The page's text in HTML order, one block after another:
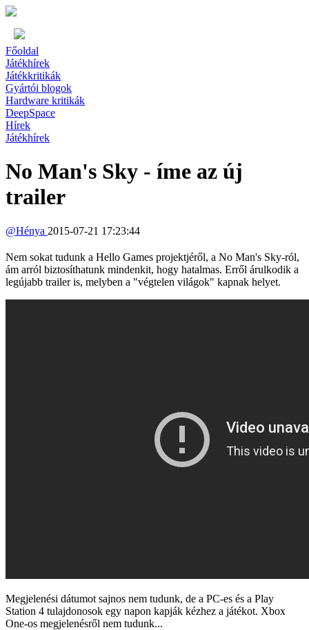
Főoldal
Játékhírek
Játékkritikák
Gyártói blogok
Hardware kritikák
DeepSpace
Hírek
Játékhírek
No Man's Sky - íme az új
trailer
@Hénya 2015-07-21 17:23:44
Nem sokat tudunk a Hello Games projektjéről, a No Man's Sky-ról,
ám arról biztosíthatunk mindenkit, hogy hatalmas. Erről árulkodik a
legújabb trailer is, melyben a "végtelen világok" kapnak helyet.
Megjelenési dátumot sajnos nem tudunk, de a PC-es és a Play
Station 4 tulajdonosok egy napon kapják kézhez a játékot. Xbox
One-os megjelenésről nem tudunk...